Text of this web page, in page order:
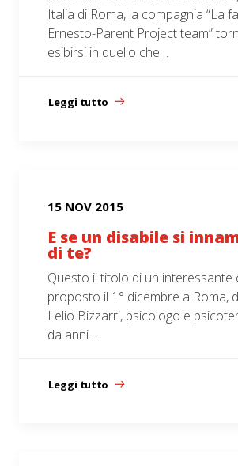
Italia di Roma, la compagnia “La
Ernesto-Parent Project team”
esibirsi in quello che…
Leggi tutto
15 NOV 2015
E se un disabile si
di te?
Questo il titolo di un interessante
proposto il 1° dicembre a Roma,
Lelio Bizzarri, psicologo e
da anni…
Leggi tutto